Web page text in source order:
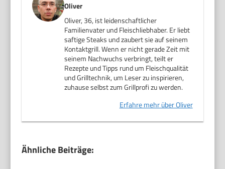
Oliver
Oliver, 36, ist leidenschaftlicher
Familienvater und Fleischliebhaber. Er liebt
saftige Steaks und zaubert sie auf seinem
Kontaktgrill. Wenn er nicht gerade Zeit mit
seinem Nachwuchs verbringt, teilt er
Rezepte und Tipps rund um Fleischqualität
und Grilltechnik, um Leser zu inspirieren,
zuhause selbst zum Grillprofi zu werden.
Erfahre mehr über Oliver
Ähnliche Beiträge: